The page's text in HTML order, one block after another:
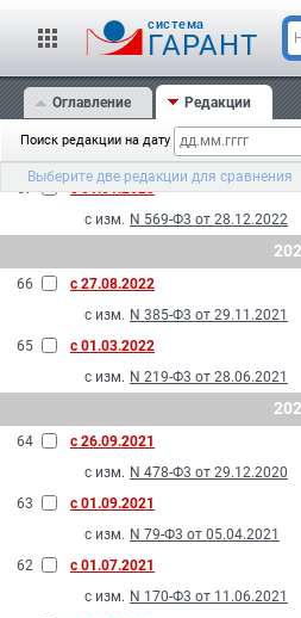
cистема
ГАРАНТ
Оглавление Редакции
Поиск редакции на дату
Выберите две редакции для сравнения
с 01.01.2024
N 293-Ф3 от 10.07.2023
с изм. N 137-Ф3 от 28.04.2023
67
с 01.01.2023
с изм. N 569-Ф3 от 28.12.2022
66
с 27.08.2022
с изм. N 385-Ф3 от 29.11.2021
65
с 01.03.2022
с изм. N 219-Ф3 от 28.06.2021
64
с 26.09.2021
с изм. N 478-Ф3 от 29.12.2020
63
с 01.09.2021
с изм. N 79-Ф3 от 05.04.2021
62
с 01.07.2021
с изм. N 170-Ф3 от 11.06.2021